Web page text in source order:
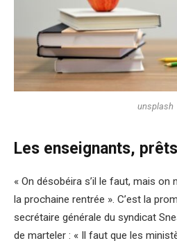
unsplash
Les enseignants,
« On désobéira s’il le faut, mais on
la prochaine rentrée ». C’est la
secrétaire générale du syndicat
de marteler : « Il faut que les